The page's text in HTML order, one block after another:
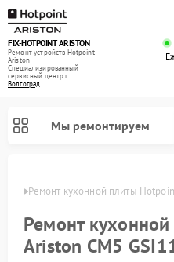
FIX-HOTPOINT ARISTON
Ремонт устройств Hotpoint
Ariston
Специализированный
cервисный центр г.
Волгоград
Мы ремонтируем
Ремонт кухонной плиты
Ремонт
Ariston CM5